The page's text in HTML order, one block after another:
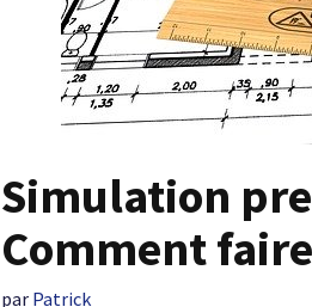
Simulation
Comment
par Patrick